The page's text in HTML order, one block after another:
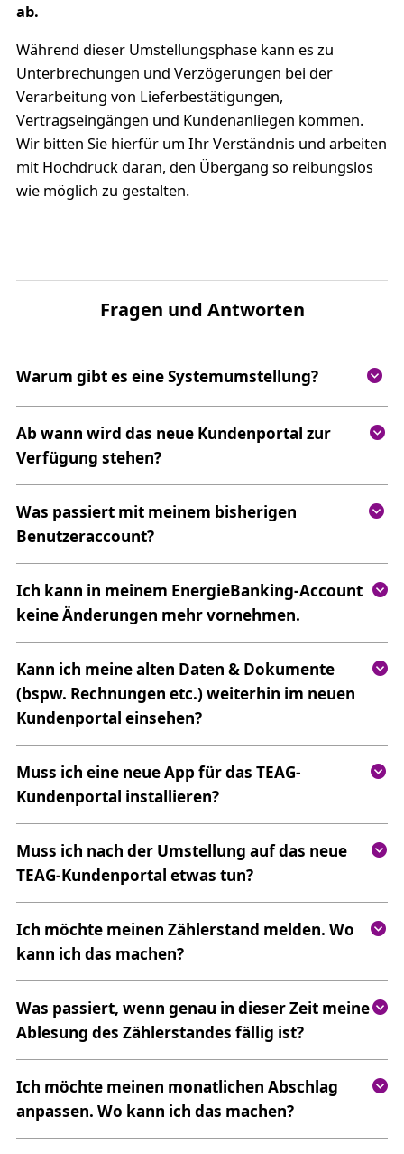
ab.
Während dieser Umstellungsphase kann es zu
Unterbrechungen und Verzögerungen bei der
Verarbeitung von Lieferbestätigungen,
Vertragseingängen und Kundenanliegen kommen.
Wir bitten Sie hierfür um Ihr Verständnis und arbeiten
mit Hochdruck daran, den Übergang so reibungslos
wie möglich zu gestalten.
Fragen und Antworten
Warum gibt es eine Systemumstellung?
Ab wann wird das neue Kundenportal zur
Verfügung stehen?
Was passiert mit meinem bisherigen
Benutzeraccount?
Ich kann in meinem EnergieBanking-Account
keine Änderungen mehr vornehmen.
Kann ich meine alten Daten & Dokumente
(bspw. Rechnungen etc.) weiterhin im neuen
Kundenportal einsehen?
Muss ich eine neue App für das TEAG-
Kundenportal installieren?
Muss ich nach der Umstellung auf das neue
TEAG-Kundenportal etwas tun?
Ich möchte meinen Zählerstand melden. Wo
kann ich das machen?
Was passiert, wenn genau in dieser Zeit meine
Ablesung des Zählerstandes fällig ist?
Ich möchte meinen monatlichen Abschlag
anpassen. Wo kann ich das machen?